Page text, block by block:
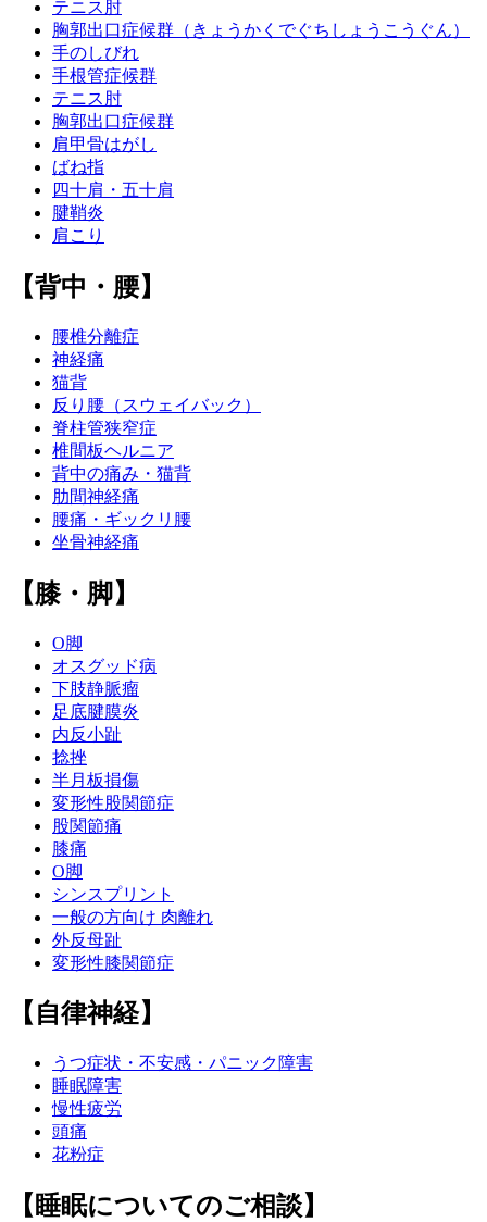
テニス肘
胸郭出口症候群（きょうかくでぐちしょうこうぐん）
手のしびれ
手根管症候群
テニス肘
胸郭出口症候群
肩甲骨はがし
ばね指
四十肩・五十肩
腱鞘炎
肩こり
【背中・腰】
腰椎分離症
神経痛
猫背
反り腰（スウェイバック）
脊柱管狭窄症
椎間板ヘルニア
背中の痛み・猫背
肋間神経痛
腰痛・ギックリ腰
坐骨神経痛
【膝・脚】
O脚
オスグッド病
下肢静脈瘤
足底腱膜炎
内反小趾
捻挫
半月板損傷
変形性股関節症
股関節痛
膝痛
O脚
シンスプリント
一般の方向け 肉離れ
外反母趾
変形性膝関節症
【自律神経】
うつ症状・不安感・パニック障害
睡眠障害
慢性疲労
頭痛
花粉症
【睡眠についてのご相談】